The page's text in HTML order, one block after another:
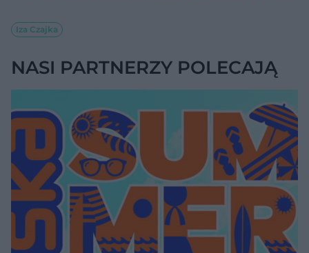
Iza Czajka
NASI PARTNERZY POLECAJĄ